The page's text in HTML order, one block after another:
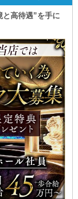
高待遇”を手に